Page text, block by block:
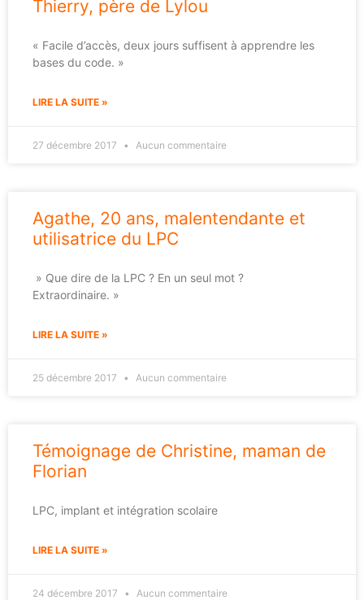
Thierry, père de Lylou
« Facile d’accès, deux jours suffisent à apprendre les
bases du code. »
LIRE LA SUITE »
27 décembre 2017 Aucun commentaire
Agathe, 20 ans, malentendante et
utilisatrice du LPC
» Que dire de la LPC ? En un seul mot ?
Extraordinaire. »
LIRE LA SUITE »
25 décembre 2017 Aucun commentaire
Témoignage de Christine, maman de
Florian
LPC, implant et intégration scolaire
LIRE LA SUITE »
24 décembre 2017 Aucun commentaire